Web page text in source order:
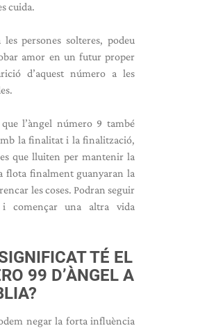
cuida.
les persones solteres, podeu
amor en un futur proper
d’aquest número a les
l’àngel número 9 també
la finalitat i la finalització,
que lluiten per mantenir la
flota finalment guanyaran la
les coses. Podran seguir
i començar una altra vida
TÉ EL
99 D’ÀNGEL A
negar la forta influència